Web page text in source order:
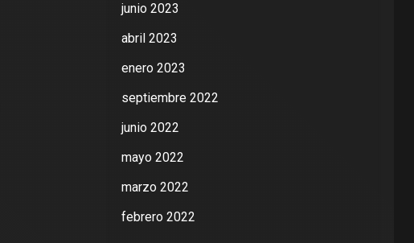
junio 2023
abril 2023
enero 2023
septiembre 2022
junio 2022
mayo 2022
marzo 2022
febrero 2022